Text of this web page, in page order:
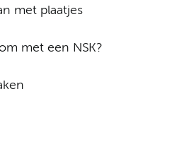
met plaatjes
met een NSK?